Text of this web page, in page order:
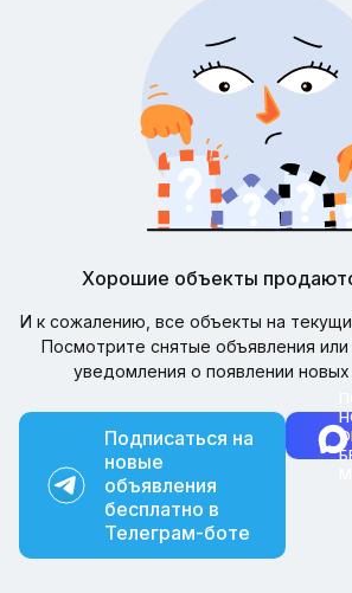
Хорошие объекты
И к сожалению, все объекты на
Посмотрите снятые объявления
уведомления о появлении
Подписаться на
новые
объявления
бесплатно в
Телеграм-боте